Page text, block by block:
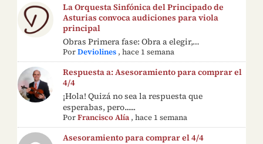
La Orquesta Sinfónica del Principado de
Asturias convoca audiciones para viola
principal
Obras Primera fase: Obra a elegir,…
PorDeviolines ,hace 1 semana
Respuesta a: Asesoramiento para comprar el
4/4
¡Hola! Quizá no sea la respuesta que
esperabas, pero......
PorFrancisco Alía ,hace 1 semana
Asesoramiento para comprar el 4/4